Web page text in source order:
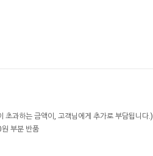
과하는 금액이, 고객님에게 추가로 부담됩니다.)
부분 반품